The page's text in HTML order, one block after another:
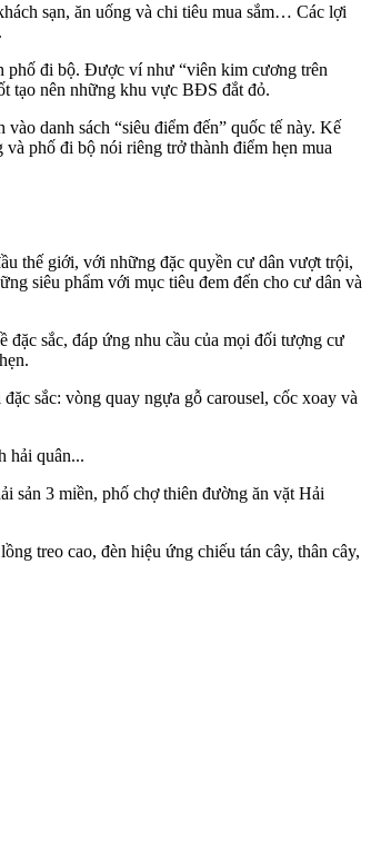
sạn, ăn uống và chi tiêu mua sắm… Các lợi
phố đi bộ. Được ví như “viên kim cương trên
tạo nên những khu vực BĐS đắt đỏ.
vào danh sách “siêu điểm đến” quốc tế này. Kế
phố đi bộ nói riêng trở thành điểm hẹn mua
thế giới, với những đặc quyền cư dân vượt trội,
siêu phẩm với mục tiêu đem đến cho cư dân và
sắc, đáp ứng nhu cầu của mọi đối tượng cư
sắc: vòng quay ngựa gỗ carousel, cốc xoay và
hải quân...
sản 3 miền, phố chợ thiên đường ăn vặt Hải
treo cao, đèn hiệu ứng chiếu tán cây, thân cây,